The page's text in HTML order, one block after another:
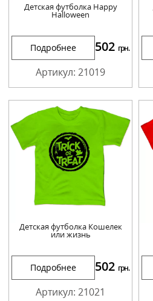
Детская футболка Happy
Halloween
Подробнее 502 грн.
Артикул: 21019
Детская футболка Кошелек
или жизнь
Подробнее 502 грн.
Артикул: 21021